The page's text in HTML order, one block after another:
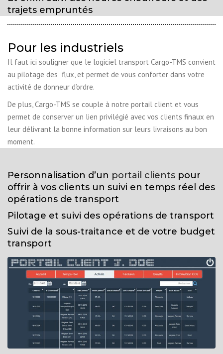
trajets empruntés
Pour les industriels
Il faut ici souligner que le logiciel transport Cargo-TMS convient
au pilotage des flux, et permet de vous conforter dans votre
activité de donneur d’ordre.
De plus, Cargo-TMS se couple à notre portail client et vous
permet de conserver un lien privilégié avec vos clients finaux en
leur délivrant la bonne information sur leurs livraisons au bon
moment.
Personnalisation d’un portail clients pour
offrir à vos clients un suivi en temps réel des
opérations de transport
Pilotage et suivi des opérations de transport
Suivi de la sous-traitance et de votre budget
transport